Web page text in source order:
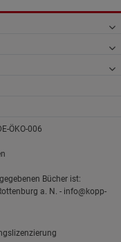
ÖKO-006
Bücher ist:
a. N. - info@kopp-